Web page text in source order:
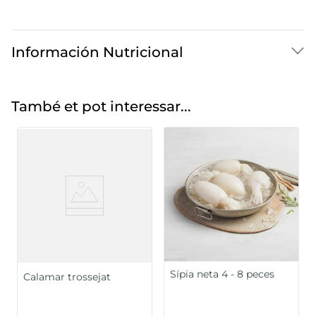
Información Nutricional
També et pot interessar...
Calamar trossejat Sípia neta 4 - 8 peces